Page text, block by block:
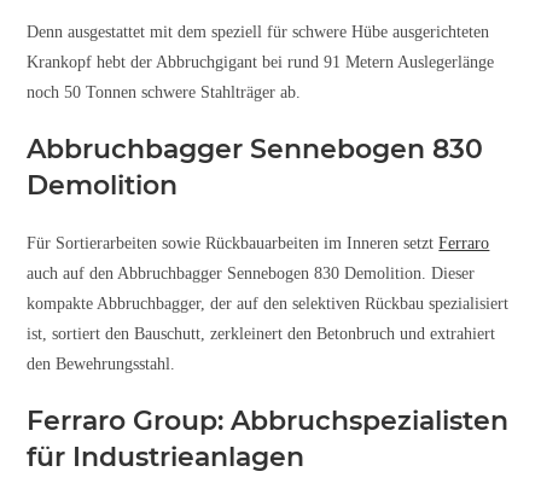
Denn ausgestattet mit dem speziell für schwere Hübe ausgerichteten
Krankopf hebt der Abbruchgigant bei rund 91 Metern Auslegerlänge
noch 50 Tonnen schwere Stahlträger ab.
Abbruchbagger Sennebogen 830
Demolition
Für Sortierarbeiten sowie Rückbauarbeiten im Inneren setztFerraro
auch auf den Abbruchbagger Sennebogen 830 Demolition. Dieser
kompakte Abbruchbagger, der auf den selektiven Rückbau spezialisiert
ist, sortiert den Bauschutt, zerkleinert den Betonbruch und extrahiert
den Bewehrungsstahl.
Ferraro Group: Abbruchspezialisten
für Industrieanlagen